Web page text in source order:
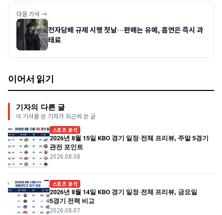
다음 기사 →
전자담배 규제 시행 첫날…판매는 유예, 흡연은 즉시 과
태료
이어서 읽기
기자의 다른 글
이 기사를 쓴 기자가 최근에 쓴 글
스포츠 분석
2026년 8월 15일 KBO 경기 일정·전체 프리뷰, 주말 5경기
관전 포인트
2026.08.08
스포츠 분석
2026년 8월 14일 KBO 경기 일정·전체 프리뷰, 금요일
5경기 전력 비교
2026.08.07